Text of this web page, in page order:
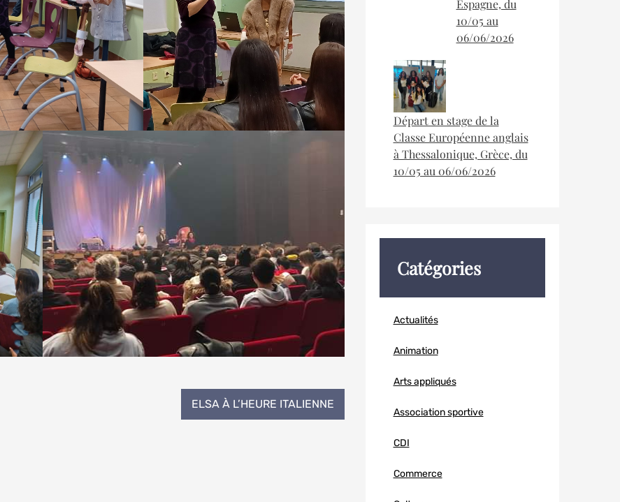
ELSA À L’HEURE ITALIENNE
Espagne, du
10/05 au
06/06/2026
Départ en stage de la
Classe Européenne anglais
à Thessalonique, Grèce, du
10/05 au 06/06/2026
Catégories
Actualités
Animation
Arts appliqués
Association sportive
CDI
Commerce